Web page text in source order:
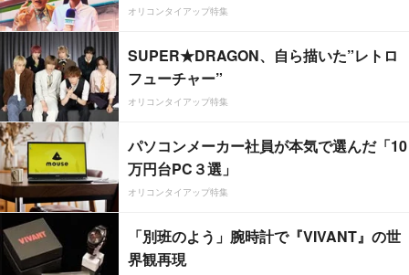
オリコンタイアップ特集
SUPER★DRAGON、自ら描いた”レトロ
フューチャー”
オリコンタイアップ特集
パソコンメーカー社員が本気で選んだ「10
万円台PC３選」
オリコンタイアップ特集
「別班のよう」腕時計で『VIVANT』の世
界観再現